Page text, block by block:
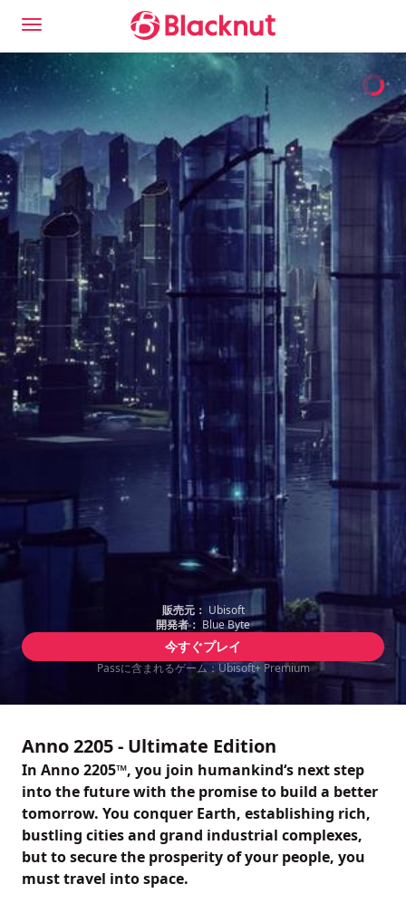
販売元： Ubisoft
開発者： Blue Byte
今すぐプレイ
Passに含まれるゲーム：Ubisoft+ Premium
Anno 2205 - Ultimate Edition
In Anno 2205™, you join humankind‘s next step
into the future with the promise to build a better
tomorrow. You conquer Earth, establishing rich,
bustling cities and grand industrial complexes,
but to secure the prosperity of your people, you
must travel into space.